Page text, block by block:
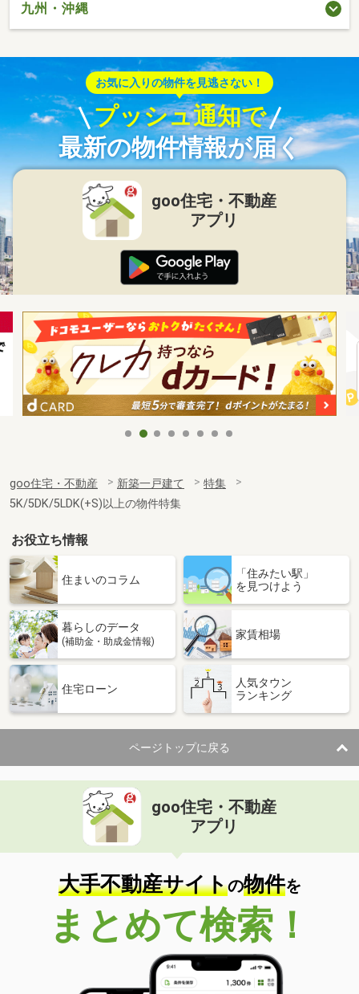
九州・沖縄
お気に入りの物件を見逃さない！
プッシュ通知で
最新の物件情報が届く
goo住宅・不動産
アプリ
goo住宅・不動産 新築一戸建て
特集
5K/5DK/5LDK(+S)以上の物件特集
お役立ち情報
住まいのコラム
「住みたい駅」
を見つけよう
暮らしのデータ
(補助金・助成金情報)
家賃相場
住宅ローン
人気タウン
ランキング
ページトップに戻る
goo住宅・不動産
アプリ
大手不動産サイトの物件を
まとめて検索！